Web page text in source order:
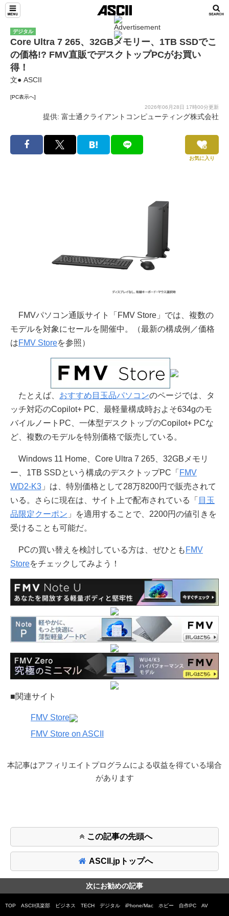
デジタル
Core Ultra 7 265、32GBメモリー、1TB SSDでこ
の価格!? FMV直販でデスクトップPCがお買い
得！
文● ASCII
[PC表示へ]
2026年06月28日 17時00分更新
提供: 富士通クライアントコンピューティング株式会社
お気に入り
FMVパソコン通販サイト「FMV Store」では、複数の
モデルを対象にセールを開催中。（最新の構成例／価格
はFMV Storeを参照）
たとえば、 おすすめ目玉品パソコンのページでは、タ
ッチ対応のCopilot+ PC、最軽量構成時およそ634gのモ
バイルノートPC、一体型デスクトップのCopilot+ PCな
ど、複数のモデルを特別価格で販売している。
Windows 11 Home、Core Ultra 7 265、32GBメモリ
ー、1TB SSDという構成のデスクトップPC「 FMV
WD2-K3 」は、特別価格として28万8200円で販売されて
いる。さらに現在は、サイト上で配布されている「 目玉
品限定クーポン 」を適用することで、2200円の値引きを
受けることも可能だ。
PCの買い替えを検討している方は、ぜひとも FMV
Storeをチェックしてみよう！
■関連サイト
FMV Store
FMV Store on ASCII
本記事はアフィリエイトプログラムによる収益を得ている場合
があります
この記事の先頭へ
ASCII.jpトップへ
次にお勧めの記事
TOP ASCII倶楽部 ビジネス TECH デジタル iPhone/Mac ホビー 自作PC AV